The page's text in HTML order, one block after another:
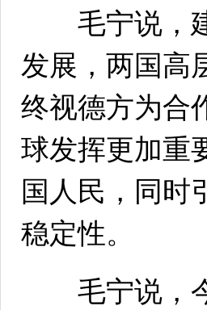
毛宁说，建
发展，两国高
终视德方为合
球发挥更加重
国人民，同时
稳定性。
毛宁说，今